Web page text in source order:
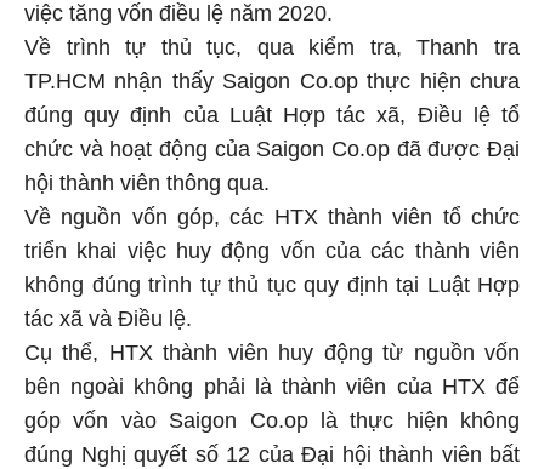
việc tăng vốn điều lệ năm 2020.
Về trình tự thủ tục, qua kiểm tra, Thanh tra
TP.HCM nhận thấy Saigon Co.op thực hiện chưa
đúng quy định của Luật Hợp tác xã, Điều lệ tổ
chức và hoạt động của Saigon Co.op đã được Đại
hội thành viên thông qua.
Về nguồn vốn góp, các HTX thành viên tổ chức
triển khai việc huy động vốn của các thành viên
không đúng trình tự thủ tục quy định tại Luật Hợp
tác xã và Điều lệ.
Cụ thể, HTX thành viên huy động từ nguồn vốn
bên ngoài không phải là thành viên của HTX để
góp vốn vào Saigon Co.op là thực hiện không
đúng Nghị quyết số 12 của Đại hội thành viên bất